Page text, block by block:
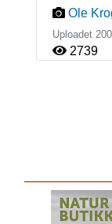
Ole
Uploadet
2739